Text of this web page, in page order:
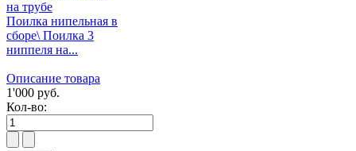
Поилка нипельная в
сборе\ Поилка 3
ниппеля на...
Описание товара
1'000 руб.
Кол-во: